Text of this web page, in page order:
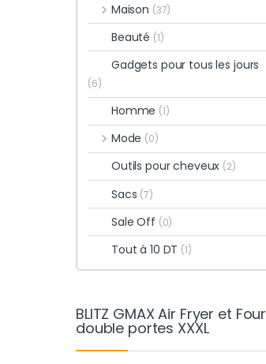
Maison (37)
Beauté (1)
Gadgets pour tous les jours
(6)
Homme (1)
Mode (0)
Outils pour cheveux (2)
Sacs (7)
Sale Off (0)
Tout à 10 DT (1)
BLITZ GMAX Air Fryer et Four
double portes XXXL